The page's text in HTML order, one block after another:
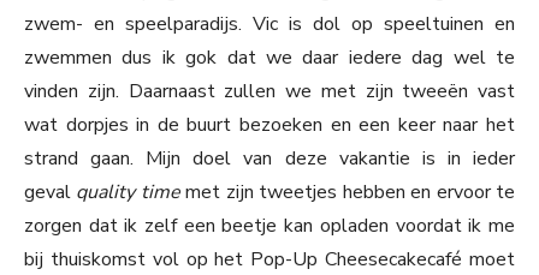
zwem- en speelparadijs. Vic is dol op speeltuinen en
zwemmen dus ik gok dat we daar iedere dag wel te
vinden zijn. Daarnaast zullen we met zijn tweeën vast
wat dorpjes in de buurt bezoeken en een keer naar het
strand gaan. Mijn doel van deze vakantie is in ieder
geval quality timemet zijn tweetjes hebben en ervoor te
zorgen dat ik zelf een beetje kan opladen voordat ik me
bij thuiskomst vol op het Pop-Up Cheesecakecafé moet